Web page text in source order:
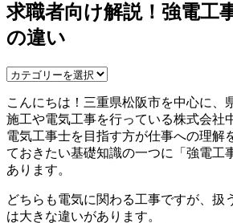
求職者向け解説！強電工
の違い
こんにちは！三重県松阪市を中心に、
施工や電気工事を行っている株式会社
電気工事士を目指す方が仕事への理解
ておきたい基礎知識の一つに「強電工
あります。
どちらも電気に関わる工事ですが、扱
は大きな違いがあります。